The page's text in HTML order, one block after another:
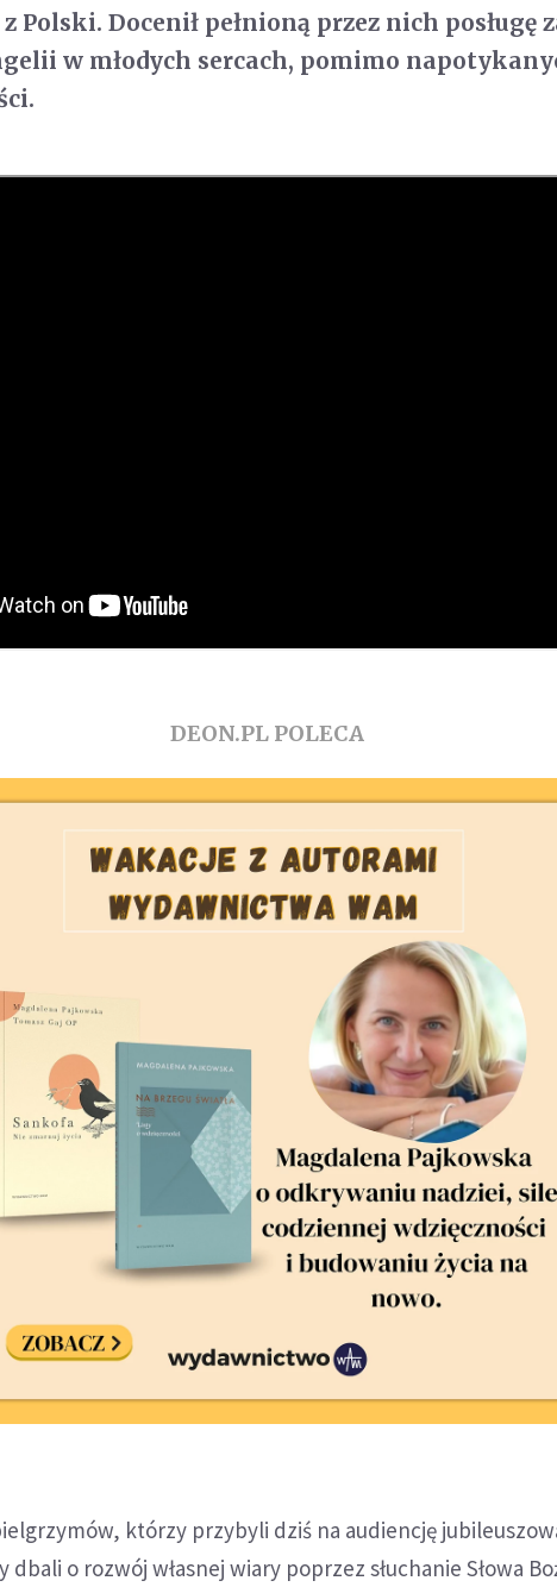
Polski. Docenił pełnioną przez nich posługę
w młodych sercach, pomimo
DEON.PL POLECA
którzy przybyli dziś na audiencję
dbali o rozwój własnej wiary poprzez słuchanie Słowa